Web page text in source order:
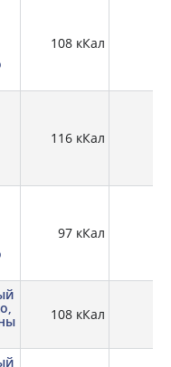
108 кКал
116 кКал
97 кКал
108 кКал